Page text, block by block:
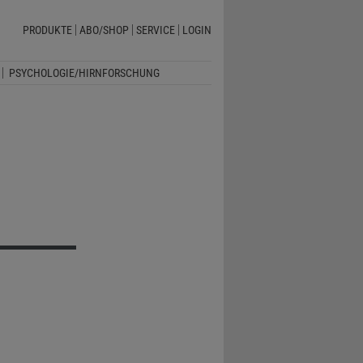
PRODUKTE ABO/SHOP SERVICE LOGIN
PSYCHOLOGIE/HIRNFORSCHUNG